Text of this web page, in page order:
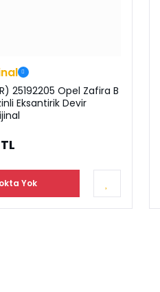
25192205 Opel Zafira B
Eksantirik Devir
Yok